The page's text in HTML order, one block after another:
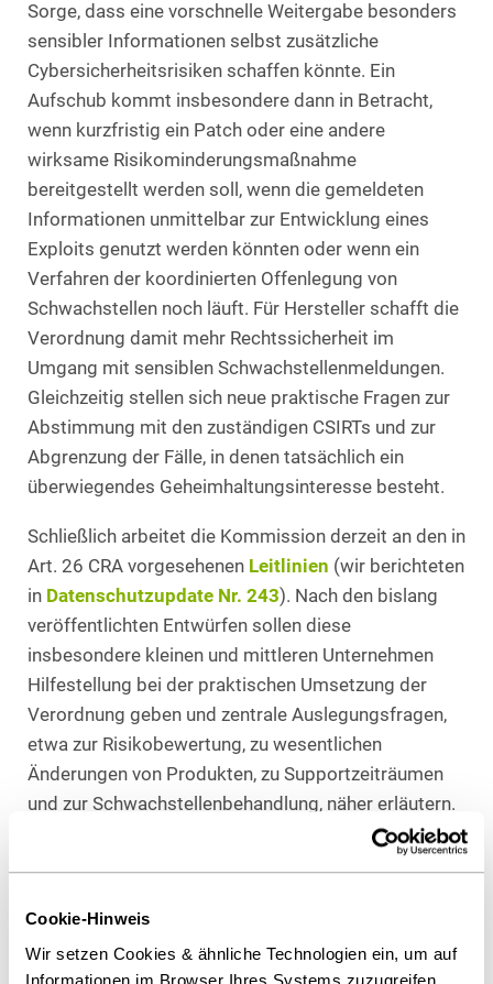
Cookie-Hinweis
Wir setzen Cookies & ähnliche Technologien ein, um auf
Informationen im Browser Ihres Systems zuzugreifen
Sorge, dass eine vorschnelle Weitergabe besonders
sensibler Informationen selbst zusätzliche
Cybersicherheitsrisiken schaffen könnte. Ein
Aufschub kommt insbesondere dann in Betracht,
wenn kurzfristig ein Patch oder eine andere
wirksame Risikominderungsmaßnahme
bereitgestellt werden soll, wenn die gemeldeten
Informationen unmittelbar zur Entwicklung eines
Exploits genutzt werden könnten oder wenn ein
Verfahren der koordinierten Offenlegung von
Schwachstellen noch läuft. Für Hersteller schafft die
Verordnung damit mehr Rechtssicherheit im
Umgang mit sensiblen Schwachstellenmeldungen.
Gleichzeitig stellen sich neue praktische Fragen zur
Abstimmung mit den zuständigen CSIRTs und zur
Abgrenzung der Fälle, in denen tatsächlich ein
überwiegendes Geheimhaltungsinteresse besteht.
Schließlich arbeitet die Kommission derzeit an den in
Art. 26 CRA vorgesehenen Leitlinien (wir berichteten
in Datenschutzupdate Nr. 243). Nach den bislang
veröffentlichten Entwürfen sollen diese
insbesondere kleinen und mittleren Unternehmen
Hilfestellung bei der praktischen Umsetzung der
Verordnung geben und zentrale Auslegungsfragen,
etwa zur Risikobewertung, zu wesentlichen
Änderungen von Produkten, zu Supportzeiträumen
und zur Schwachstellenbehandlung, näher erläutern.
Gerade im Bereich der „wesentlichen Änderung“
besteht derzeit erhebliche Rechtsunsicherheit, weil
Produkte erneut den Anforderungen des CRA
unterfallen. Die Leitlinien könnten deshalb zu einem